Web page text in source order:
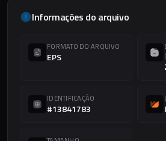
Informações do arquivo
FORMATO DO ARQUIVO
EPS
IDENTIFICAÇÃO
#13841783